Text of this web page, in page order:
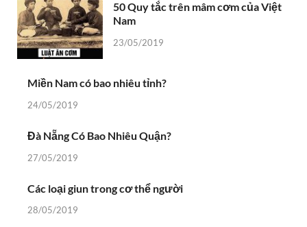
50 Quy tắc trên mâm cơm của Việt
Nam
23/05/2019
Miền Nam có bao nhiêu tỉnh?
24/05/2019
Đà Nẵng Có Bao Nhiêu Quận?
27/05/2019
Các loại giun trong cơ thể người
28/05/2019